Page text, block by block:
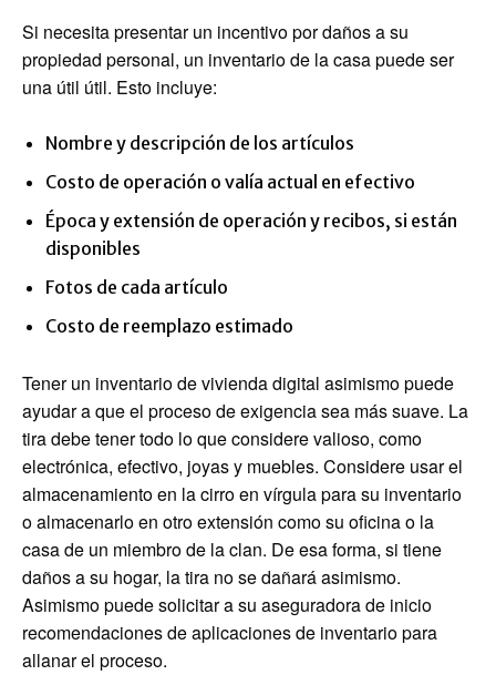
Si necesita presentar un incentivo por daños a su
propiedad personal, un inventario de la casa puede ser
una útil útil. Esto incluye:
Nombre y descripción de los artículos
Costo de operación o valía actual en efectivo
Época y extensión de operación y recibos, si están
disponibles
Fotos de cada artículo
Costo de reemplazo estimado
Tener un inventario de vivienda digital asimismo puede
ayudar a que el proceso de exigencia sea más suave. La
tira debe tener todo lo que considere valioso, como
electrónica, efectivo, joyas y muebles. Considere usar el
almacenamiento en la cirro en vírgula para su inventario
o almacenarlo en otro extensión como su oficina o la
casa de un miembro de la clan. De esa forma, si tiene
daños a su hogar, la tira no se dañará asimismo.
Asimismo puede solicitar a su aseguradora de inicio
recomendaciones de aplicaciones de inventario para
allanar el proceso.